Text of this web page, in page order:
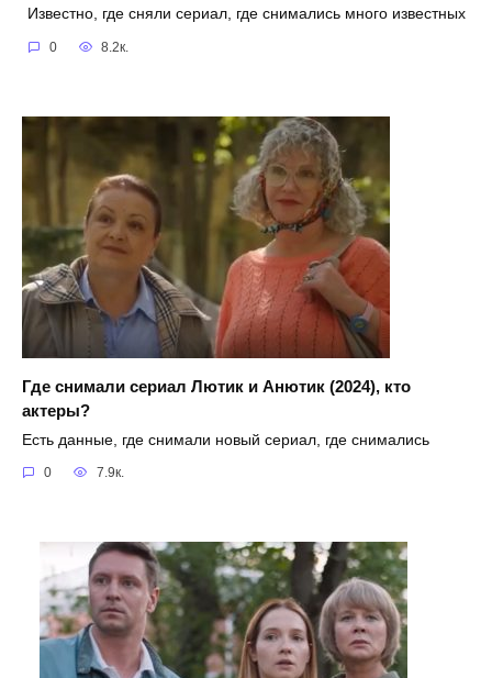
Известно, где сняли сериал, где снимались много известных
0 8.2к.
Где снимали сериал Лютик и Анютик (2024), кто
актеры?
Есть данные, где снимали новый сериал, где снимались
0 7.9к.